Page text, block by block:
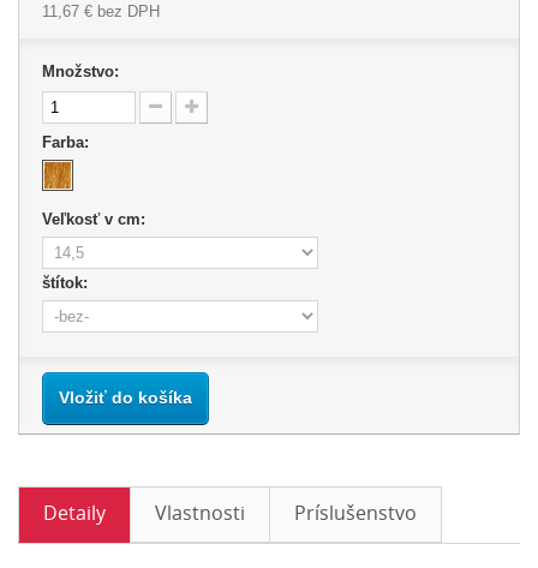
11,67 € bez DPH
Množstvo:
Farba:
Veľkosť v cm:
štítok:
Vložiť do košíka
Detaily Vlastnosti Príslušenstvo